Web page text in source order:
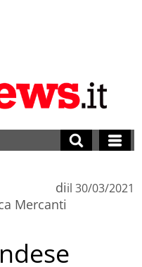
di
Mercanti
il 30/03/2021